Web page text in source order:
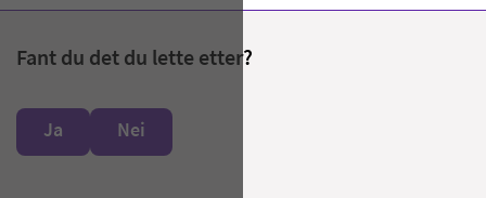
Fant du det du lette etter?
Ja Nei